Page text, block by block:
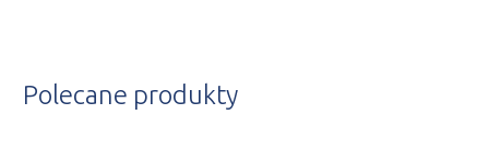
Polecane produkty